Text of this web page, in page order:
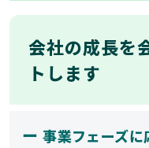
会社の成長を
トします
ー 事業フェーズに